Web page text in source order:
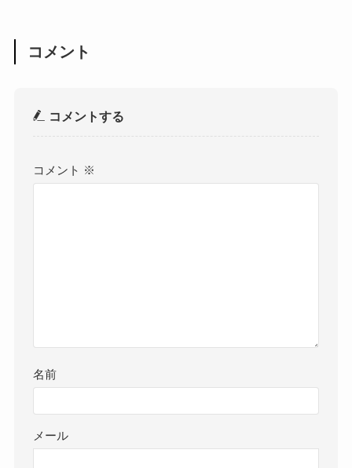
コメント
コメントする
コメント ※
名前
メール